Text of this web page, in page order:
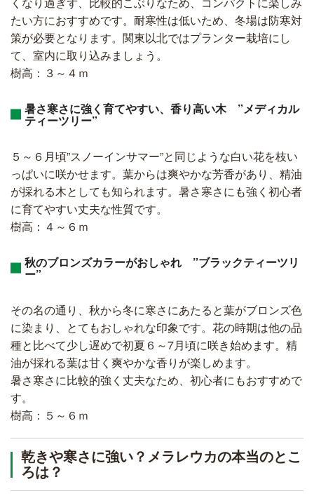
たい方におすすめです。耐寒性は低いため、冬場は防寒対
策が必要となります。関東以北ではプランター栽培にし
て、室内に取り込みましょう。
樹高：３～４ｍ
暑さ寒さに強く育てやすい、香り高い木 ”メディカル
ティーツリー”
５～６月頃”スノーインサマー”と同じような白い花を枝い
っぱいに咲かせます。葉からは爽やかな芳香があり、精油
が採れる木としても知られます。暑さ寒さにも強く初心者
に育てやすい丈夫な性質です。
樹高：４～６ｍ
秋のブロンズカラーがおしゃれ ”ブラックティーツリ
ー”
その名の通り、秋から冬に寒さにあたると葉がブロンズ色
に染まり、とてもおしゃれな印象です。花の時期は他の品
種と比べて少し遅めで初夏６～7月頃に咲き始めます。精
油が採れる葉は甘く爽やかな香りが楽しめます。
暑さ寒さに比較的強く丈夫なため、初心者にもおすすめで
す。
樹高：５～６ｍ
乾きや寒さに強い？メラレウカの本当のとこ
ろは？